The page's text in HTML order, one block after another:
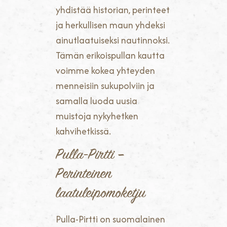
yhdistää historian, perinteet
ja herkullisen maun yhdeksi
ainutlaatuiseksi nautinnoksi.
Tämän erikoispullan kautta
voimme kokea yhteyden
menneisiin sukupolviin ja
samalla luoda uusia
muistoja nykyhetken
kahvihetkissä.
Pulla-Pirtti –
Perinteinen
laatuleipomoketju
Pulla-Pirtti on suomalainen